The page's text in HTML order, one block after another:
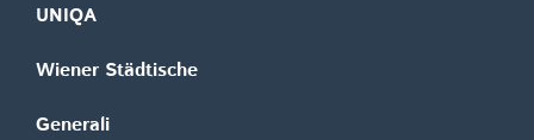
UNIQA
Wiener Städtische
Generali